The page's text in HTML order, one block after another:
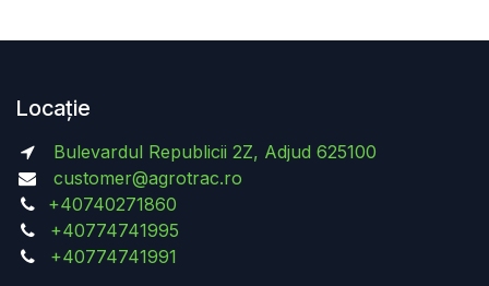
Locație
Bulevardul Republicii 2Z, Adjud 625100
customer@agrotrac.ro
+40740271860
+40774741995
+40774741991